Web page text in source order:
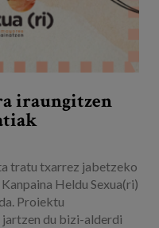
iraungitzen
tratu txarrez jabetzeko
Heldu Sexua(ri)
Proiektu
du bizi-alderdi